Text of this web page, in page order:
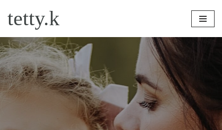
Zum
Inhalt
springen
tetty.k